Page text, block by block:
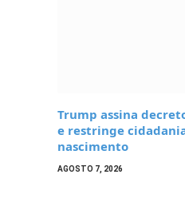
Trump assina
e restringe
nascimento
AGOSTO 7, 2026